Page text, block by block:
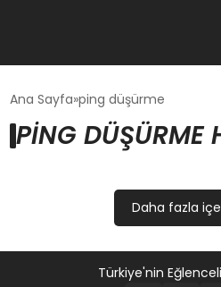
GÜNCEL
OYUN HABERLERI
EĞITIM
Ana Sayfa ping düşürme
PING DÜŞÜRME
Daha fazla
Türkiye'nin